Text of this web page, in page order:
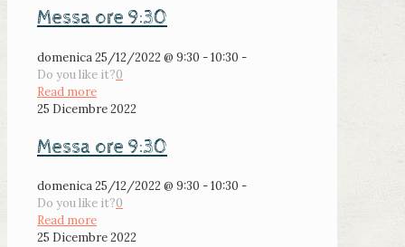
Messa ore 9:30
domenica 25/12/2022 @ 9:30 - 10:30 -
Do you like it?0
Read more
25 Dicembre 2022
Messa ore 9:30
domenica 25/12/2022 @ 9:30 - 10:30 -
Do you like it?0
Read more
25 Dicembre 2022